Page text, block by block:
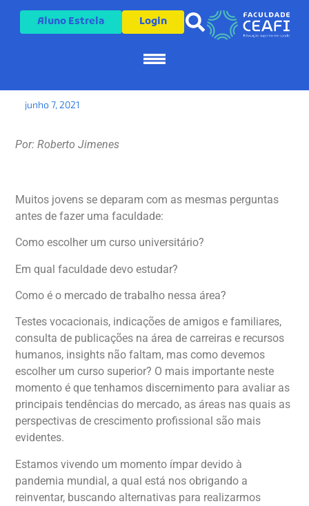
Aluno Estrela Login
O que você busca para o seu
futuro profissional: um
junho 7, 2021
Por: Roberto Jimenes
Muitos jovens se deparam com as mesmas perguntas
antes de fazer uma faculdade:
Como escolher um curso universitário?
Em qual faculdade devo estudar?
Como é o mercado de trabalho nessa área?
Testes vocacionais, indicações de amigos e familiares,
consulta de publicações na área de carreiras e recursos
humanos, insights não faltam, mas como devemos
escolher um curso superior? O mais importante neste
momento é que tenhamos discernimento para avaliar as
principais tendências do mercado, as áreas nas quais as
perspectivas de crescimento profissional são mais
evidentes.
Estamos vivendo um momento ímpar devido à
pandemia mundial, a qual está nos obrigando a
reinventar, buscando alternativas para realizarmos